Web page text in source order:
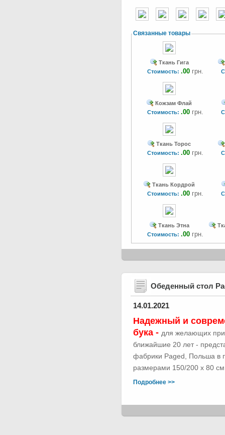
Связанные товары
Ткань Гига
Стоимость: .00 грн.
Кожзам Флай
Стоимость: .00 грн.
Ткань Торос
Стоимость: .00 грн.
Ткань Кордрой
Стоимость: .00 грн.
Ткань Этна
Стоимость: .00 грн.
Обеденный стол
14.01.2021
Надежный и
бука - для желающих
ближайшие 20 лет -
фабрики Paged, Польша в
размерами 150/200 х 80
Подробнее >>